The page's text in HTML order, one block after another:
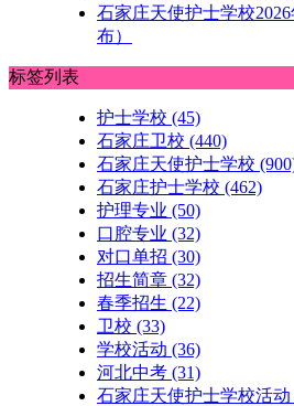
石家庄天使护士学校
布）
标签列表
护士学校 (45)
石家庄卫校 (440)
石家庄天使护士学校
石家庄护士学校 (462)
护理专业 (50)
口腔专业 (32)
对口单招 (30)
招生简章 (32)
春季招生 (22)
卫校 (33)
学校活动 (36)
河北中考 (31)
石家庄天使护士学校活动